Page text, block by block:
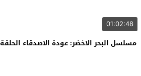
01:02:48
مسلسل البحر الاخضر: عودة الاصدقاء الحلقة 1